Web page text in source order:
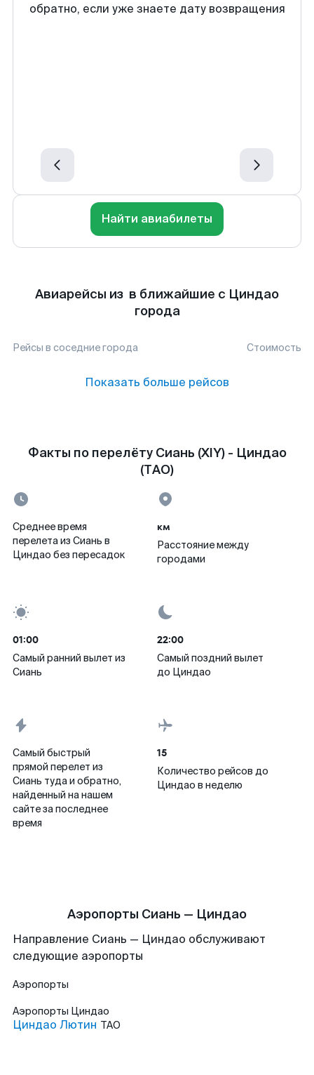
обратно, если уже знаете дату возвращения
Найти авиабилеты
Авиарейсы из в ближайшие с Циндао
города
Рейсы в соседние города Стоимость
Показать больше рейсов
Факты по перелёту Сиань (XIY) - Циндао
(TAO)
Среднее время
перелета из Сиань в
Циндао без пересадок
км
Расстояние между
городами
01:00
Самый ранний вылет из
Сиань
22:00
Самый поздний вылет
до Циндао
Самый быстрый
прямой перелет из
Сиань туда и обратно,
найденный на нашем
сайте за последнее
время
15
Количество рейсов до
Циндао в неделю
Аэропорты Сиань — Циндао
Направление Сиань — Циндао обслуживают
следующие аэропорты
Аэропорты
Аэропорты Циндао
Циндао Лютин TAO